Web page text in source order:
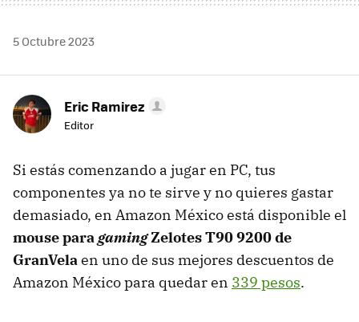
5 Octubre 2023
Eric Ramirez
Editor
Si estás comenzando a jugar en PC, tus
componentes ya no te sirve y no quieres gastar
demasiado, en Amazon México está disponible el
mouse paragamingZelotes T90 9200 de
GranVelaen uno de sus mejores descuentos de
Amazon México para quedar en 339 pesos.